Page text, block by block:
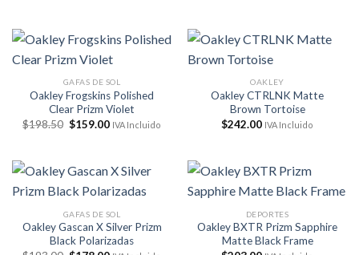
$183.00. $119.95.
GAFAS DE SOL
Oakley Frogskins Polished
Clear Prizm Violet
$198.50 El
precio
$198.50.
$159.00El
$159.00.
IVA Incluido
OAKLEY
Oakley CTRLNK Matte
Brown Tortoise
$242.00 IVA Incluido
GAFAS DE SOL
Oakley Gascan X Silver Prizm
Black Polarizadas
DEPORTES
Oakley BXTR Prizm Sapphire
Matte Black Frame